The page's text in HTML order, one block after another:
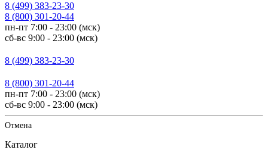
8 (499) 383-23-30
8 (800) 301-20-44
пн-пт 7:00 - 23:00 (мск)
сб-вс 9:00 - 23:00 (мск)
8 (499) 383-23-30
8 (800) 301-20-44
пн-пт 7:00 - 23:00 (мск)
сб-вс 9:00 - 23:00 (мск)
Отмена
Каталог